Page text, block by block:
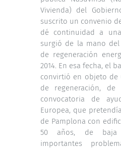
Vivienda) del
suscrito un convenio
dé continuidad a
surgió de la mano
de regeneración
2014. En esa fecha, el
convirtió en objeto de
de regeneración,
convocatoria de
Europea, que
de Pamplona con
50 años, de
importantes